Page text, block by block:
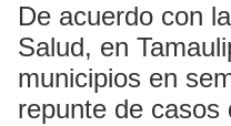
De acuerdo con
Salud, en
municipios en
repunte de casos